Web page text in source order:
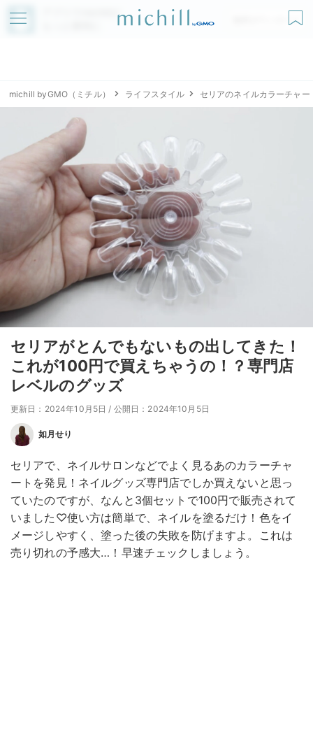
アプリでmichillが
無料ダウンロード
michill byGMO（ミチル） ライフスタイル セリアのネイルカラーチャー
セリアがとんでもないもの出してきた！
これが100円で買えちゃうの！？専門店
レベルのグッズ
更新日：2024年10月5日 / 公開日：2024年10月5日
如月せり
セリアで、ネイルサロンなどでよく見るあのカラーチャ
ートを発見！ネイルグッズ専門店でしか買えないと思っ
ていたのですが、なんと3個セットで100円で販売されて
いました♡使い方は簡単で、ネイルを塗るだけ！色をイ
メージしやすく、塗った後の失敗を防げますよ。これは
売り切れの予感大…！早速チェックしましょう。